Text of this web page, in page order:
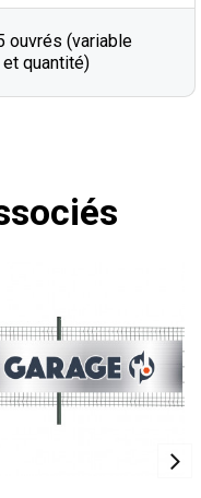
ouvrés (variable
quantité)